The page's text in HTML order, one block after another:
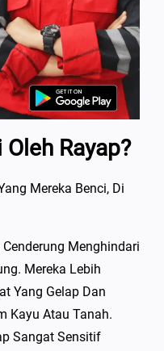
Rayap?
Mereka Benci, Di
Menghindari
Mereka Lebih
Yang Gelap Dan
Kayu Atau Tanah.
Sangat Sensitif